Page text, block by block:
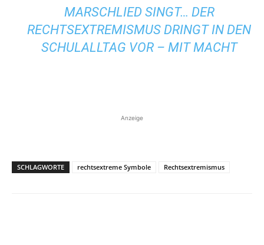
MARSCHLIED SINGT… DER
RECHTSEXTREMISMUS DRINGT IN DEN
SCHULALLTAG VOR – MIT MACHT
Anzeige
SCHLAGWORTE rechtsextreme Symbole Rechtsextremismus